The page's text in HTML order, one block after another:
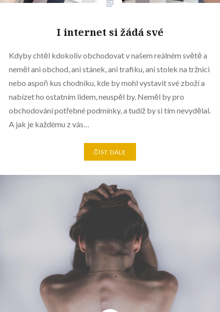
I internet si žádá své
Kdyby chtěl kdokoliv obchodovat v našem reálném světě a
neměl ani obchod, ani stánek, ani trafiku, ani stolek na tržnici
nebo aspoň kus chodníku, kde by mohl vystavit své zboží a
nabízet ho ostatním lidem, neuspěl by. Neměl by pro
obchodování potřebné podmínky, a tudíž by si tím nevydělal.
A jak je každému z vás…
ČÍST DÁLE